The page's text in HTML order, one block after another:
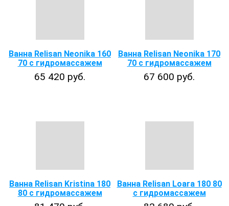
Ванна Relisan Neonika 160
70 с гидромассажем
65 420 руб.
Ванна Relisan Neonika 170
70 с гидромассажем
67 600 руб.
Ванна Relisan Kristina 180
80 с гидромассажем
Ванна Relisan Loara 180 80
с гидромассажем